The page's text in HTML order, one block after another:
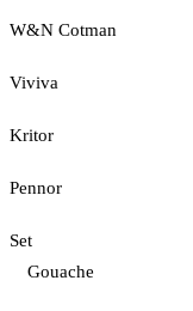
W&N Cotman
Viviva
Kritor
Pennor
Set
Gouache